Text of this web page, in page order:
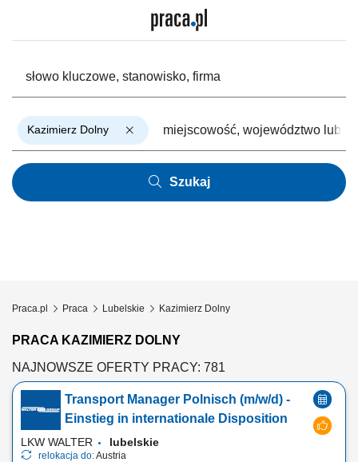
Kazimierz Dolny
Szukaj
Praca.pl Praca Lubelskie Kazimierz Dolny
PRACA KAZIMIERZ DOLNY
NAJNOWSZE OFERTY PRACY: 781
Transport Manager Polnisch (m/w/d) -
Einstieg in internationale Disposition
LKW WALTER lubelskie
relokacja do:Austria